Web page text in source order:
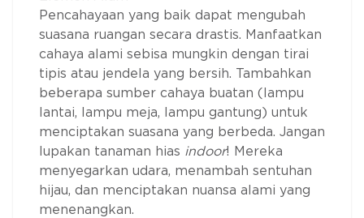
Pencahayaan yang baik dapat mengubah
suasana ruangan secara drastis. Manfaatkan
cahaya alami sebisa mungkin dengan tirai
tipis atau jendela yang bersih. Tambahkan
beberapa sumber cahaya buatan (lampu
lantai, lampu meja, lampu gantung) untuk
menciptakan suasana yang berbeda. Jangan
lupakan tanaman hias indoor! Mereka
menyegarkan udara, menambah sentuhan
hijau, dan menciptakan nuansa alami yang
menenangkan.